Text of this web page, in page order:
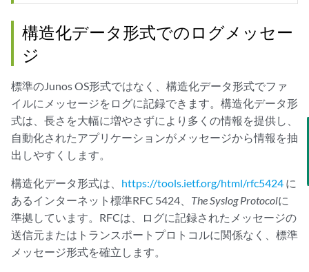
構造化データ形式でのログメッセー
ジ
標準のJunos OS形式ではなく、構造化データ形式でファ
イルにメッセージをログに記録できます。構造化データ形
式は、長さを大幅に増やさずにより多くの情報を提供し、
自動化されたアプリケーションがメッセージから情報を抽
出しやすくします。
構造化データ形式は、 https://tools.ietf.org/html/rfc5424 に
あるインターネット標準RFC 5424、 The Syslog Protocolに
準拠しています。RFCは、ログに記録されたメッセージの
送信元またはトランスポートプロトコルに関係なく、標準
メッセージ形式を確立します。